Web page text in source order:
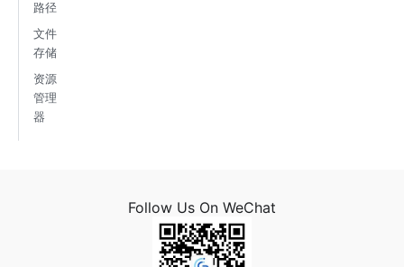
路径
文件
存储
资源
管理
器
Follow Us On WeChat